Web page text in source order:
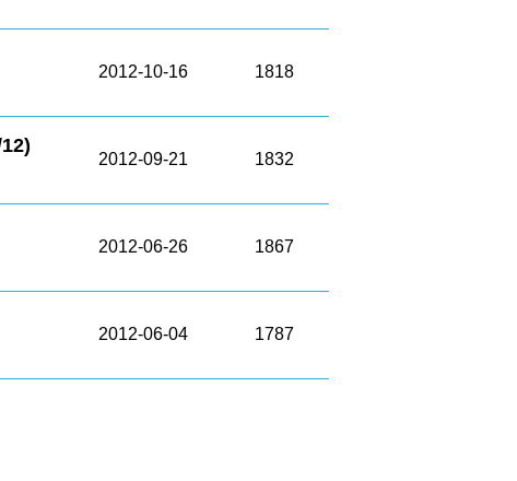
2012-10-16 1818
2012-09-21 1832
2012-06-26 1867
2012-06-04 1787